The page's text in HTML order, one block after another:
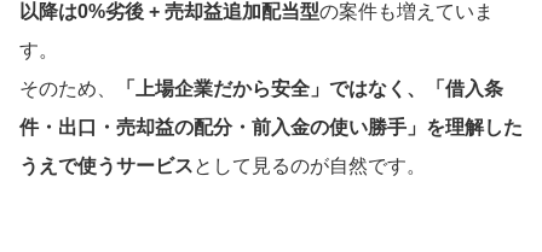
以降は0%劣後 + 売却益追加配当型の案件も増えていま
す。
そのため、
「上場企業だから安全」ではなく、「借入条
件・出口・売却益の配分・前入金の使い勝手」を理解した
うえで使うサービスとして見るのが自然です。